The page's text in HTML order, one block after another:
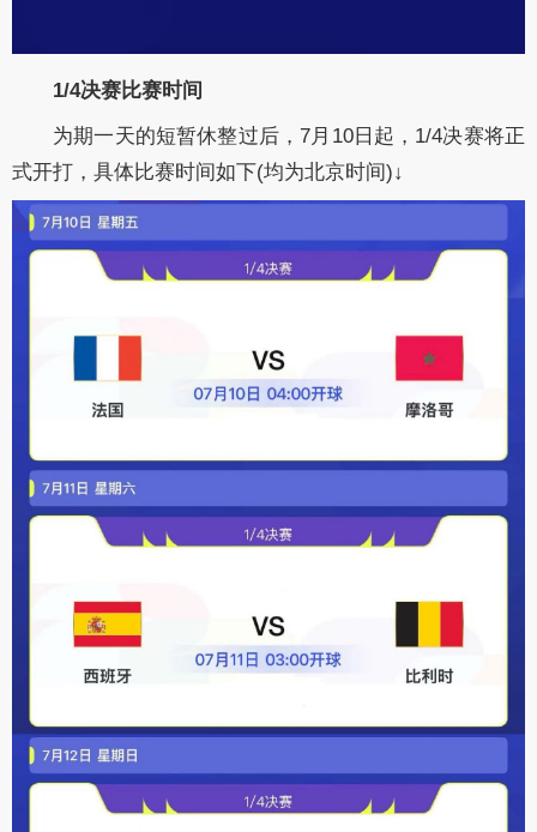
1/4决赛比赛时间
为期一天的短暂休整过后，7月10日起，1/4决赛将正
式开打，具体比赛时间如下(均为北京时间)↓